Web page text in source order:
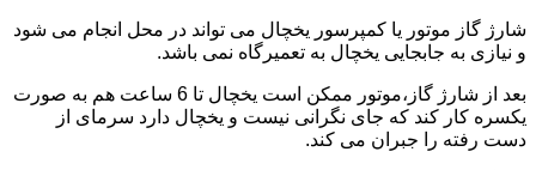
شارژ گاز موتور یا کمپرسور یخچال می تواند در محل انجام می شود
و نیازی به جابجایی یخچال به تعمیرگاه نمی باشد.
بعد از شارژ گاز،موتور ممکن است یخچال تا 6 ساعت هم به صورت
یکسره کار کند که جای نگرانی نیست و یخچال دارد سرمای از
دست رفته را جبران می کند.